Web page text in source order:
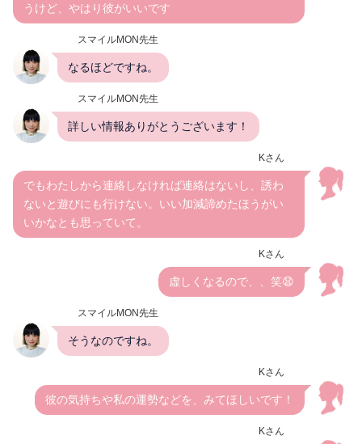
うけど、やはり彼がいいです
スマイルMON先生
なるほどですね。
スマイルMON先生
詳しい情報ありがとうございます！
Kさん
でもわたしから連絡しなければ連絡はないし、誘わ
ないと遊びにも行けない。いい加減諦めたほうがい
いかなとも思っていて。
Kさん
虚しくなるので、、笑😧
スマイルMON先生
そうなのですね。
Kさん
彼の気持ちや私の運勢などを、みてほしいです！
Kさん